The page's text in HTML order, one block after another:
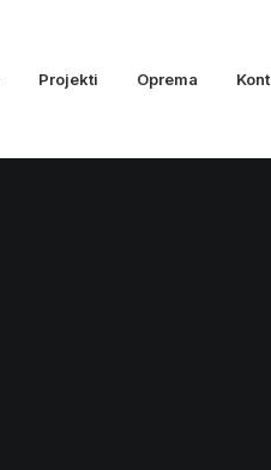
Projekti Oprema